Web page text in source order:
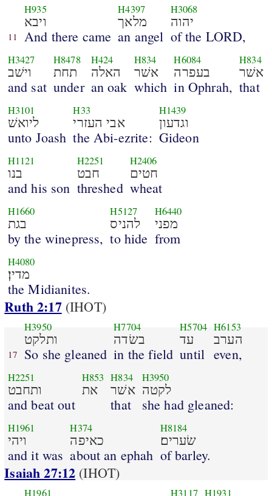
11
H935
ויבא
And there came
H4397
מלאך
an angel
H3068
יהוה
of the LORD,
H3427
וישׁב
and sat
H8478
תחת
under
H424
האלה
an oak
H834
אשׁר
which
H6084
בעפרה
in Ophrah,
H834
אשׁר
that
H3101
ליואשׁ
unto Joash
H33
אבי העזרי
the Abi-ezrite:
H1439
וגדעון
Gideon
H1121
בנו
and his son
H2251
חבט
threshed
H2406
חטים
wheat
H1660
בגת
by the winepress,
H5127
להניס
to hide
H6440
מפני
from
H4080
מדין׃
the Midianites.
Ruth 2:17(IHOT)
17
H3950
ותלקט
So she gleaned
H7704
בשׂדה
in the field
H5704
עד
until
H6153
הערב
even,
H2251
ותחבט
and beat out
H853
את
H834
אשׁר
that
H3950
לקטה
she had gleaned:
H1961
ויהי
and it was
H374
כאיפה
about an ephah
H8184
שׂערים׃
of barley.
Isaiah 27:12 (IHOT)
H1961 H3117 H1931